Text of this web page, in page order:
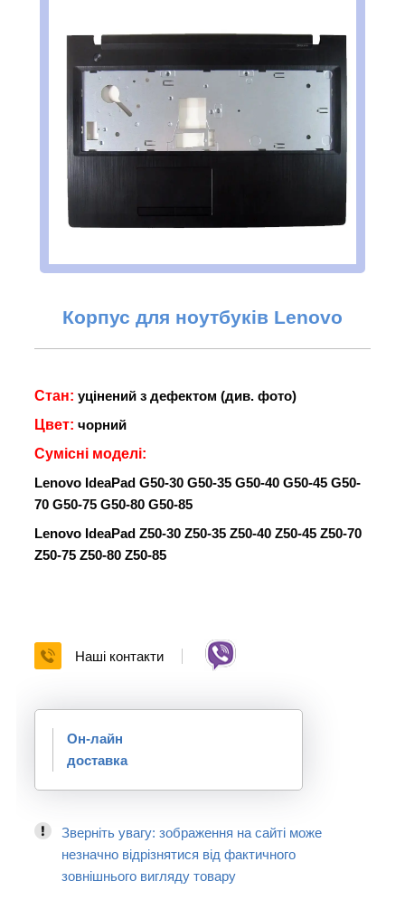
Корпус для ноутбуків Lenovo
Стан: уцінений з дефектом (див. фото)
Цвет: чорний
Сумісні моделі:
Lenovo IdeaPad G50-30 G50-35 G50-40 G50-45 G50-
70 G50-75 G50-80 G50-85
Lenovo IdeaPad Z50-30 Z50-35 Z50-40 Z50-45 Z50-70
Z50-75 Z50-80 Z50-85
Наші контакти
Он-лайн
доставка
Зверніть увагу: зображення на сайті може
незначно відрізнятися від фактичного
зовнішнього вигляду товару